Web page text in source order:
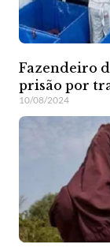
Fazendeiro
prisão por
10/08/2024